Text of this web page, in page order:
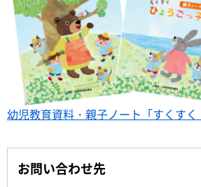
幼児教育資料・親子ノート「すくすく
お問い合わせ先